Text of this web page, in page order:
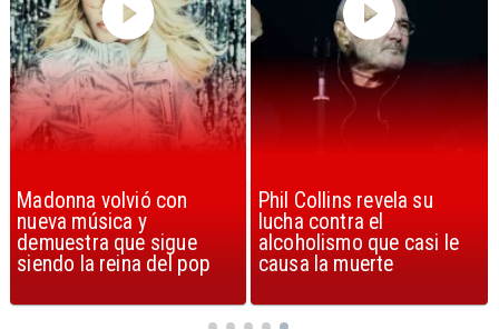
Madonna volvió con
nueva música y
demuestra que sigue
siendo la reina del pop
Phil Collins revela su
lucha contra el
alcoholismo que casi le
causa la muerte